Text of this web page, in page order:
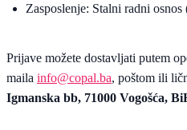
Zasposlenje: Stalni radni
Prijave možete dostavljati putem
maila info@copal.ba, poštom ili
Igmanska bb, 71000 Vogošća,